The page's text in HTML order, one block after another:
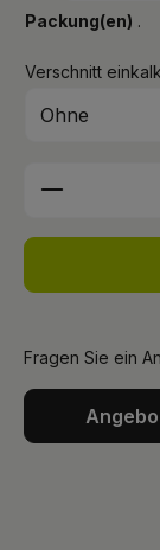
Packung(en) .
Verschnitt
Produkt
Fragen Sie ein